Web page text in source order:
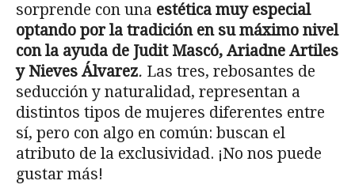
sorprende con una estética muy especial
optando por la tradición en su máximo nivel
con la ayuda de Judit Mascó, Ariadne Artiles
y Nieves Álvarez. Las tres, rebosantes de
seducción y naturalidad, representan a
distintos tipos de mujeres diferentes entre
sí, pero con algo en común: buscan el
atributo de la exclusividad. ¡No nos puede
gustar más!